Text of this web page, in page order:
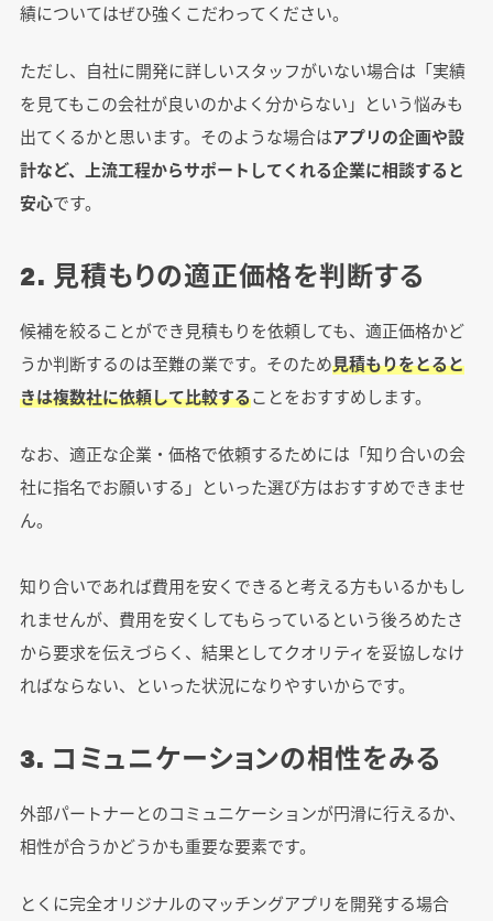
績についてはぜひ強くこだわってください。
ただし、自社に開発に詳しいスタッフがいない場合は「実績
を見てもこの会社が良いのかよく分からない」という悩みも
出てくるかと思います。そのような場合はアプリの企画や設
計など、上流工程からサポートしてくれる企業に相談すると
安心です。
2. 見積もりの適正価格を判断する
候補を絞ることができ見積もりを依頼しても、適正価格かど
うか判断するのは至難の業です。そのため見積もりをとると
きは複数社に依頼して比較することをおすすめします。
なお、適正な企業・価格で依頼するためには「知り合いの会
社に指名でお願いする」といった選び方はおすすめできませ
ん。
知り合いであれば費用を安くできると考える方もいるかもし
れませんが、費用を安くしてもらっているという後ろめたさ
から要求を伝えづらく、結果としてクオリティを妥協しなけ
ればならない、といった状況になりやすいからです。
3. コミュニケーションの相性をみる
外部パートナーとのコミュニケーションが円滑に行えるか、
相性が合うかどうかも重要な要素です。
とくに完全オリジナルのマッチングアプリを開発する場合